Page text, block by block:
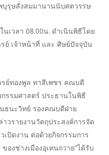
รุษสั่งสมมานานนับศตวรรษ
เวลา 08.00น. ดำเนินพิธีโดย
ย์ เจ้าหน้าที่ และ ศิษย์ปัจจุบัน
รย์ทองพูล ทาสีเพชร คณบดี
รรมศาสตร์ ประธานในพิธี
ธนะวิทย์ รองคณบดีฝ่าย
วรายงานวัตถุประสงค์การจัด
ปิดงาน ต่อด้วยกิจกรรมการ
องช่างเมืองอุเทนถวาย”ได้รับ